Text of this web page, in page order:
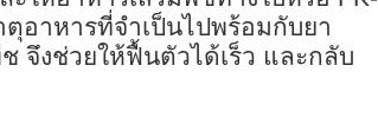
อาหารที่จำเป็นไปพร้อมกับยา
จึงช่วยให้ฟื้นตัวได้เร็ว และกลับ